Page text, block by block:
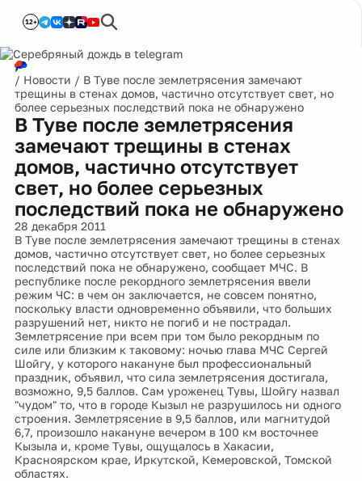
12+
/ Новости / В Туве после землетрясения замечают
трещины в стенах домов, частично отсутствует свет, но
более серьезных последствий пока не обнаружено
В Туве после землетрясения
замечают трещины в стенах
домов, частично отсутствует
свет, но более серьезных
последствий пока не обнаружено
28 декабря 2011
В Туве после землетрясения замечают трещины в стенах
домов, частично отсутствует свет, но более серьезных
последствий пока не обнаружено, сообщает МЧС. В
республике после рекордного землетрясения ввели
режим ЧС: в чем он заключается, не совсем понятно,
поскольку власти одновременно объявили, что больших
разрушений нет, никто не погиб и не пострадал.
Землетрясение при всем при том было рекордным по
силе или близким к таковому: ночью глава МЧС Сергей
Шойгу, у которого накануне был профессиональный
праздник, объявил, что сила землетрясения достигала,
возможно, 9,5 баллов. Сам уроженец Тувы, Шойгу назвал
"чудом" то, что в городе Кызыл не разрушилось ни одного
строения. Землетрясение в 9,5 баллов, или магнитудой
6,7, произошло накануне вечером в 100 км восточнее
Кызыла и, кроме Тувы, ощущалось в Хакасии,
Красноярском крае, Иркутской, Кемеровской, Томской
областях.